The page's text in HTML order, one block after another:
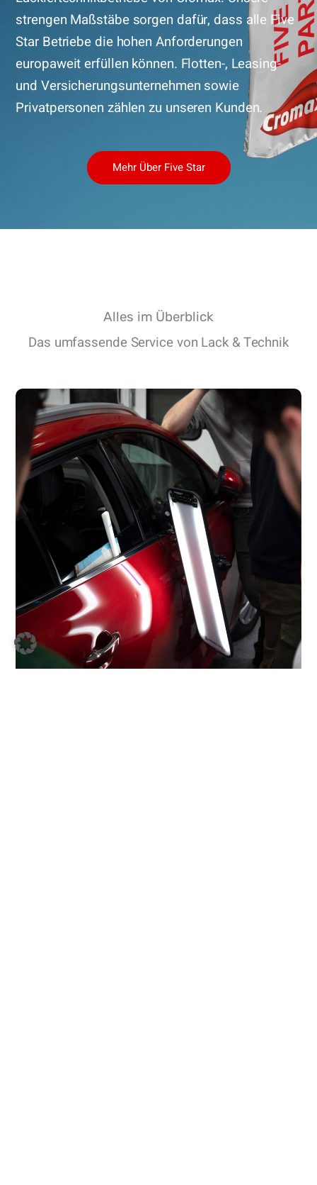
strengen Maßstäbe sorgen dafür, dass alle Five
Star Betriebe die hohen Anforderungen
europaweit erfüllen können. Flotten-, Leasing-
und Versicherungsunternehmen sowie
Privatpersonen zählen zu unseren Kunden.
Mehr Über Five Star
Alles im Überblick
Das umfassende Service von Lack & Technik